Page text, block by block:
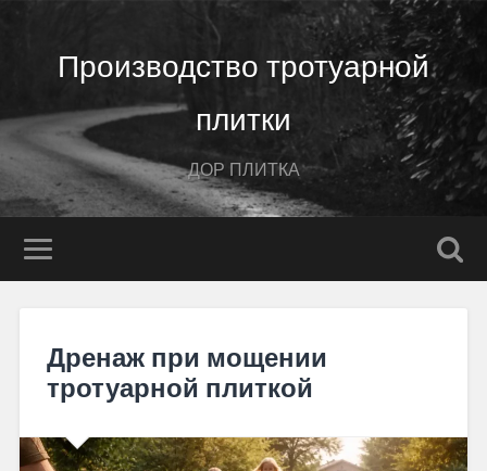
Производство тротуарной
плитки
ДОР ПЛИТКА
Дренаж при мощении
тротуарной плиткой